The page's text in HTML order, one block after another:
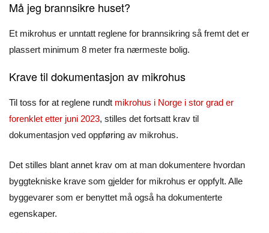
Må jeg brannsikre huset?
Et mikrohus er unntatt reglene for brannsikring så fremt det er
plassert minimum 8 meter fra nærmeste bolig.
Krave til dokumentasjon av mikrohus
Til toss for at reglene rundt mikrohus i Norge i stor grad er
forenklet etter juni 2023, stilles det fortsatt krav til
dokumentasjon ved oppføring av mikrohus.
Det stilles blant annet krav om at man dokumentere hvordan
byggtekniske krave som gjelder for mikrohus er oppfylt. Alle
byggevarer som er benyttet må også ha dokumenterte
egenskaper.